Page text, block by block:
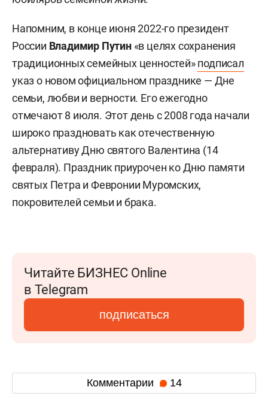
Напомним, в конце июня 2022-го президент
России Владимир Путин«в целях сохранения
традиционных семейных ценностей»подписал
указ о новом официальном празднике — Дне
семьи, любви и верности. Его ежегодно
отмечают 8 июля. Этот день с 2008 года начали
широко праздновать как отечественную
альтернативу Дню святого Валентина (14
февраля). Праздник приурочен ко Дню памяти
святых Петра и Февронии Муромских,
покровителей семьи и брака.
Читайте БИЗНЕС Online
в Telegram
подписаться
Комментарии 14